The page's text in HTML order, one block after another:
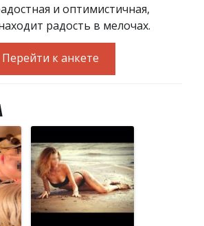
и оптимистичная,
радость в мелочах.
Перейти к анкете